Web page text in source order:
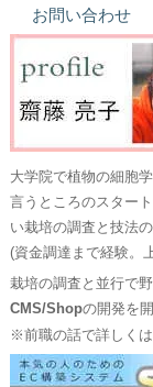
お問い合わせ
大学院で植物の細胞
言うところのスター
い栽培の調査と技法
(資金調達まで経験。
栽培の調査と並行で
CMS/Shopの開発を
※前職の話で詳しくは